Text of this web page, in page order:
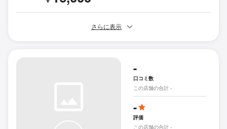
さらに表示
-
口コミ数
この店舗の合計 -
-
評価
この店舗の合計 -